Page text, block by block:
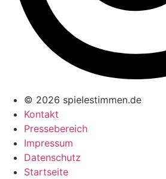
© 2026 spielestimmen.de
Kontakt
Pressebereich
Impressum
Datenschutz
Startseite